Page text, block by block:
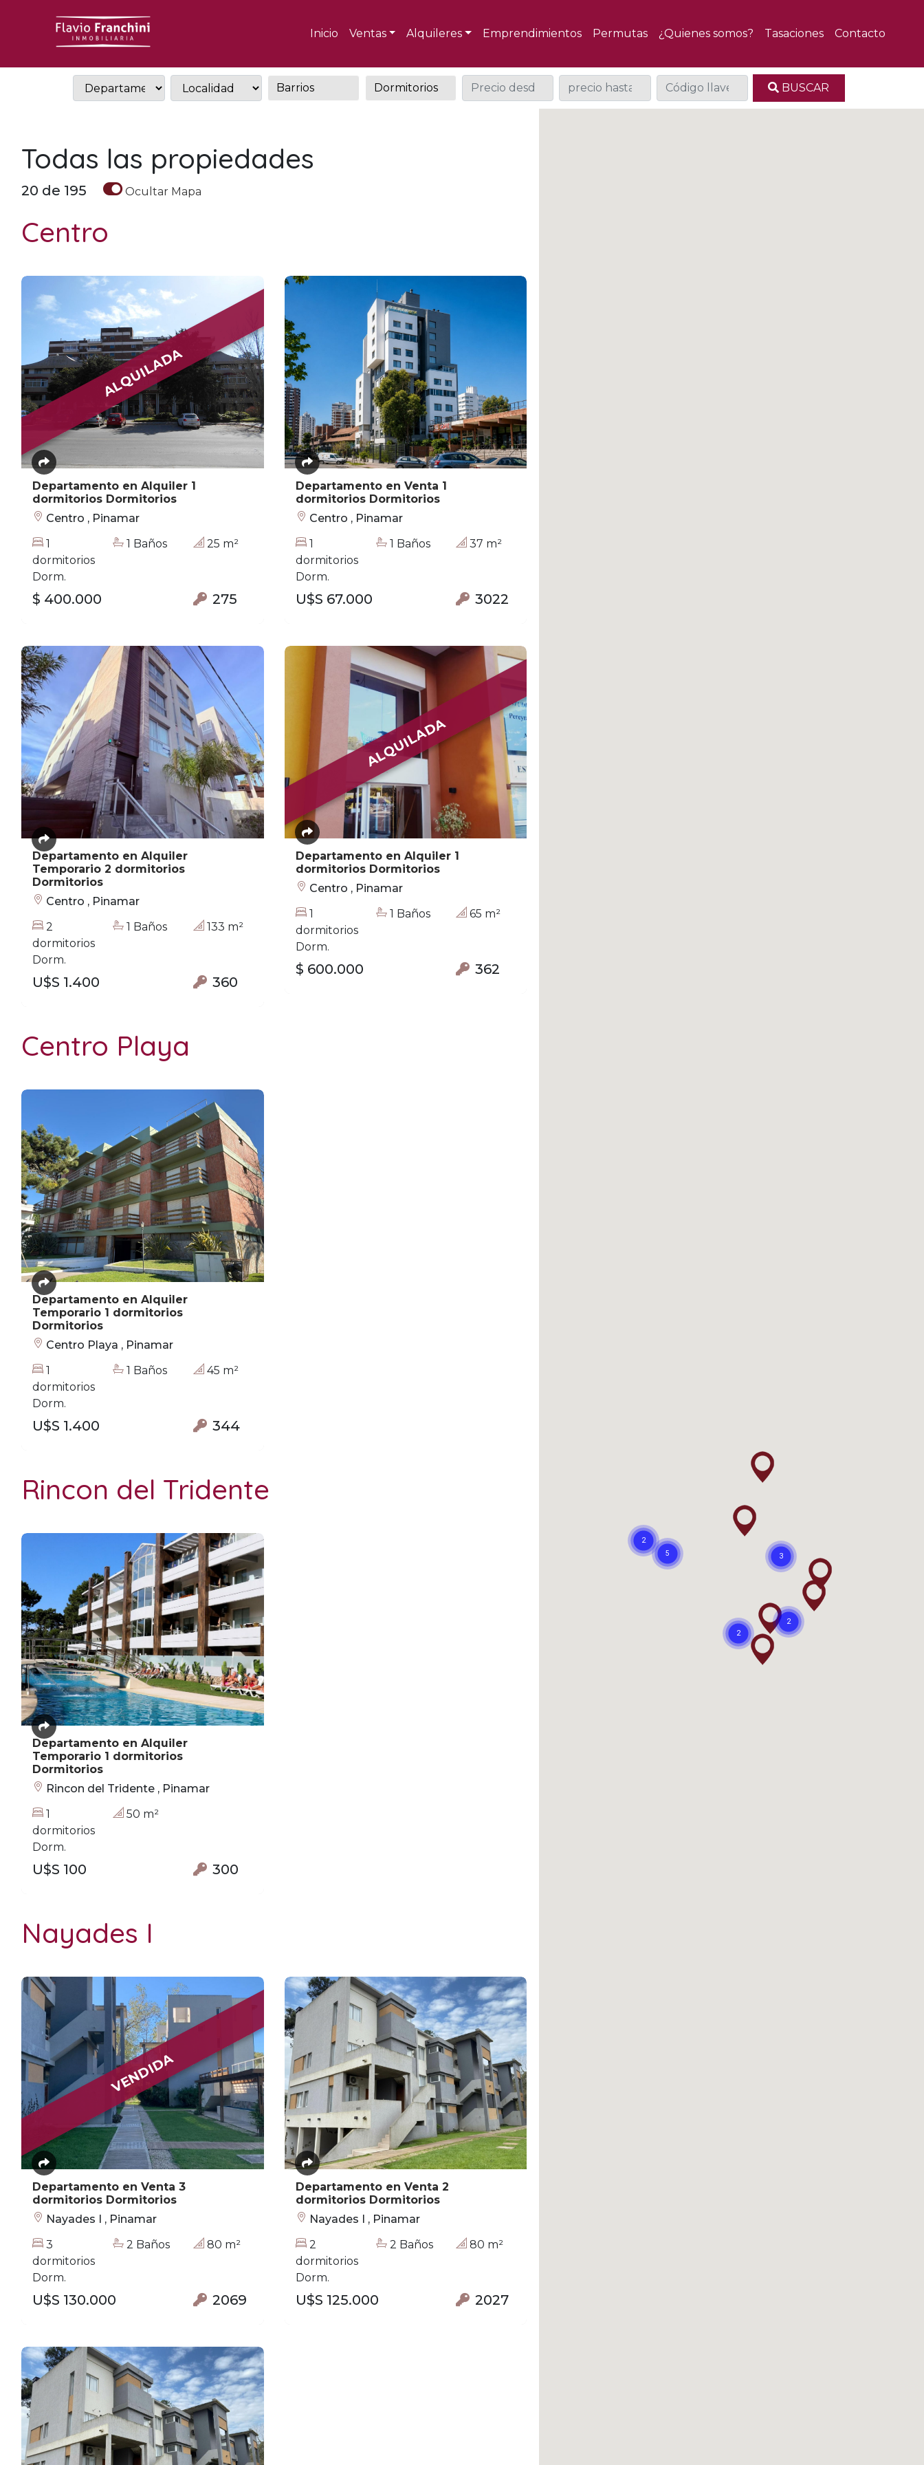
Inicio Ventas Alquileres Emprendimientos Permutas ¿Quienes somos? Tasaciones Contacto
BUSCAR
Todas las propiedades
20 de 195 Ocultar Mapa
Centro
ALQUILADA
Departamento en Alquiler 1
dormitorios Dormitorios
Centro , Pinamar
1
dormitorios
Dorm.
1 Baños 25 m²
$ 400.000 275
Departamento en Venta 1
dormitorios Dormitorios
Centro , Pinamar
1
dormitorios
Dorm.
1 Baños 37 m²
U$S 67.000 3022
Departamento en Alquiler
Temporario 2 dormitorios
Dormitorios
Centro , Pinamar
2
dormitorios
Dorm.
1 Baños 133 m²
U$S 1.400 360
ALQUILADA
Departamento en Alquiler 1
dormitorios Dormitorios
Centro , Pinamar
1
dormitorios
Dorm.
1 Baños 65 m²
$ 600.000 362
Centro Playa
Departamento en Alquiler
Temporario 1 dormitorios
Dormitorios
Centro Playa , Pinamar
1
dormitorios
Dorm.
1 Baños 45 m²
U$S 1.400 344
Rincon del Tridente
Departamento en Alquiler
Temporario 1 dormitorios
Dormitorios
Rincon del Tridente , Pinamar
1
dormitorios
Dorm.
50 m²
U$S 100 300
Nayades I
VENDIDA
Departamento en Venta 3
dormitorios Dormitorios
Nayades I , Pinamar
3
dormitorios
Dorm.
2 Baños 80 m²
U$S 130.000 2069
Departamento en Venta 2
dormitorios Dormitorios
Nayades I , Pinamar
2
dormitorios
Dorm.
2 Baños 80 m²
U$S 125.000 2027